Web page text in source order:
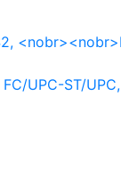
FC/UPC-ST/UPC,